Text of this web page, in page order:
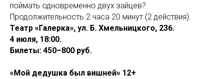
поймать одновременно двух зайцев?
Продолжительность 2 часа 20 минут (2 действия).
Театр «Галерка», ул. Б. Хмельницкого, 236.
4 июля, 18:00.
Билеты: 450–800 руб.
«Мой дедушка был вишней» 12+